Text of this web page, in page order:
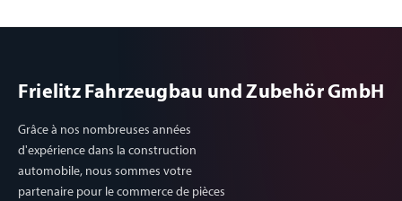
Frielitz Fahrzeugbau und Zubehör GmbH
Grâce à nos nombreuses années
d'expérience dans la construction
automobile, nous sommes votre
partenaire pour le commerce de pièces